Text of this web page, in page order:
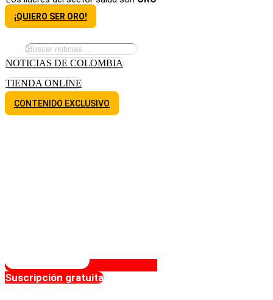
¡QUIERO SER ORO!
NOTICIAS DE COLOMBIA
TIENDA ONLINE
CONTENIDO EXCLUSIVO
Suscripción gratuita